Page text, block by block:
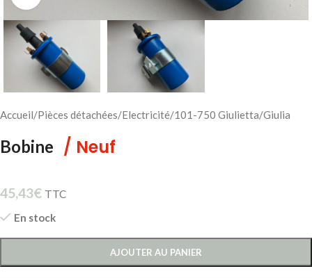
Accueil/Pièces détachées/Electricité/101-750 Giulietta/Giulia
Bobine / Neuf
45,43€ TTC
En stock
AJOUTER AU PANIER